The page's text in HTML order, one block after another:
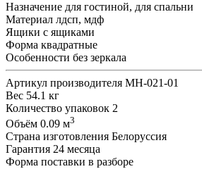
Назначение для гостиной, для спальни
Материал лдсп, мдф
Ящики с ящиками
Форма квадратные
Особенности без зеркала
Артикул производителя МН-021-01
Вес 54.1 кг
Количество упаковок 2
Объём 0.09 м3
Страна изготовления Белоруссия
Гарантия 24 месяца
Форма поставки в разборе